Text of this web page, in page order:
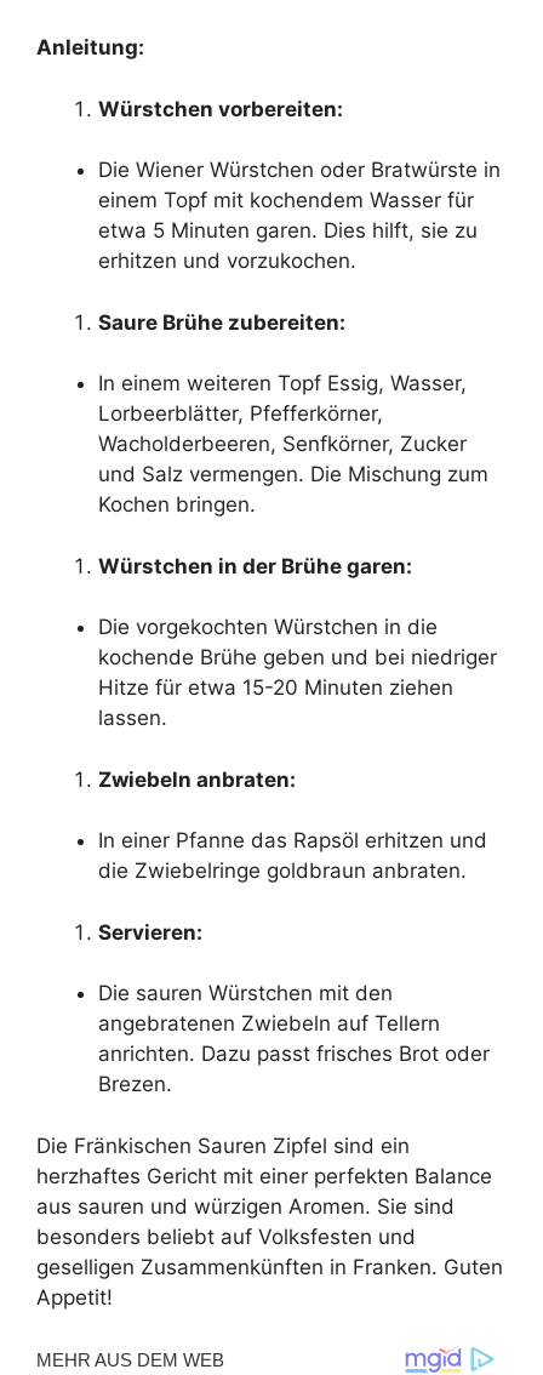
Anleitung:
Würstchen vorbereiten:
Die Wiener Würstchen oder Bratwürste in
einem Topf mit kochendem Wasser für
etwa 5 Minuten garen. Dies hilft, sie zu
erhitzen und vorzukochen.
Saure Brühe zubereiten:
In einem weiteren Topf Essig, Wasser,
Lorbeerblätter, Pfefferkörner,
Wacholderbeeren, Senfkörner, Zucker
und Salz vermengen. Die Mischung zum
Kochen bringen.
Würstchen in der Brühe garen:
Die vorgekochten Würstchen in die
kochende Brühe geben und bei niedriger
Hitze für etwa 15-20 Minuten ziehen
lassen.
Zwiebeln anbraten:
In einer Pfanne das Rapsöl erhitzen und
die Zwiebelringe goldbraun anbraten.
Servieren:
Die sauren Würstchen mit den
angebratenen Zwiebeln auf Tellern
anrichten. Dazu passt frisches Brot oder
Brezen.
Die Fränkischen Sauren Zipfel sind ein
herzhaftes Gericht mit einer perfekten Balance
aus sauren und würzigen Aromen. Sie sind
besonders beliebt auf Volksfesten und
geselligen Zusammenkünften in Franken. Guten
Appetit!